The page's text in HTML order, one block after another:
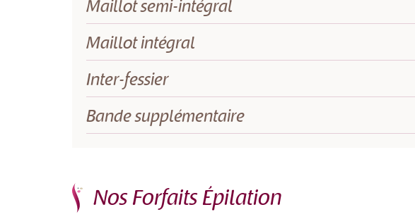
Maillot semi-intégral
Maillot intégral
Inter-fessier
Bande supplémentaire
Nos Forfaits Épilation